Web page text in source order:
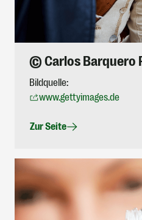
© Carlos Barquero
Bildquelle:
www.gettyimages.de
Zur Seite